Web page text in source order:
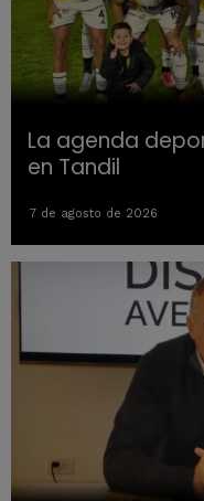
La agenda
en Tandil
7 de agosto de 2026